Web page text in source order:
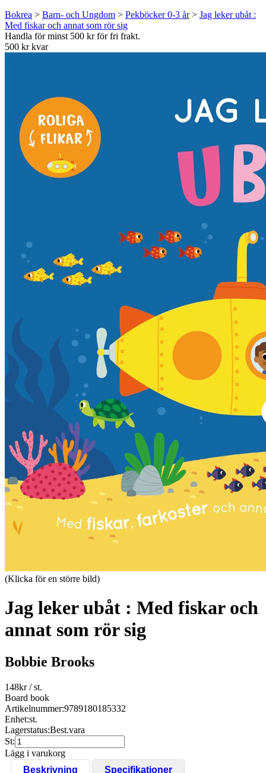
Bokrea > Barn- och Ungdom > Pekböcker 0-3 år> Jag leker ubåt :
Med fiskar och annat som rör sig
Handla för minst 500 kr för fri frakt.
500 kr kvar
(Klicka för en större bild)
Jag leker ubåt : Med fiskar och
annat som rör sig
Bobbie Brooks
148kr/ st.
Board book
Artikelnummer:9789180185332
Enhet:st.
Lagerstatus:Best.vara
St:
Lägg i varukorg
Beskrivning
Specifikationer